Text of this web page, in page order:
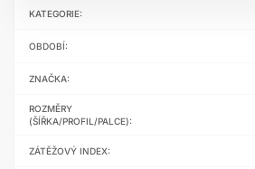
KATEGORIE:
OBDOBÍ:
ZNAČKA:
ROZMĚRY
(ŠÍŘKA/PROFIL/PALCE):
ZÁTĚŽOVÝ INDEX: